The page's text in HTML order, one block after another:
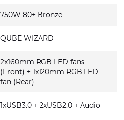
750W 80+ Bronze
QUBE WIZARD
2x160mm RGB LED fans
(Front) + 1x120mm RGB LED
fan (Rear)
1xUSB3.0 + 2xUSB2.0 + Audio